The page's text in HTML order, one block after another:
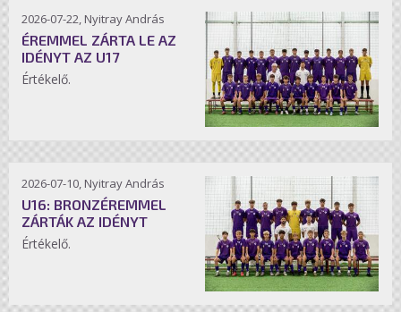
2026-07-22, Nyitray András
ÉREMMEL ZÁRTA LE AZ
IDÉNYT AZ U17
Értékelő.
2026-07-10, Nyitray András
U16: BRONZÉREMMEL
ZÁRTÁK AZ IDÉNYT
Értékelő.